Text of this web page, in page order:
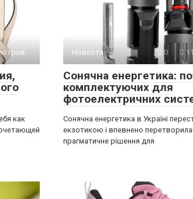
как
Новости 0
Сонячна енергетика:
комплектуючих для
фотоелектричних
Сонячна енергетика в Україні
екзотикою і впевнено
прагматичне рішення для